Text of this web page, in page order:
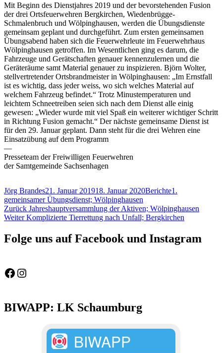
Mit Beginn des Dienstjahres 2019 und der bevorstehenden Fusion
der drei Ortsfeuerwehren Bergkirchen, Wiedenbrügge-
Schmalenbruch und Wölpinghausen, werden die Übungsdienste
gemeinsam geplant und durchgeführt. Zum ersten gemeinsamen
Übungsabend haben sich die Feuerwehrleute im Feuerwehrhaus
Wölpinghausen getroffen. Im Wesentlichen ging es darum, die
Fahrzeuge und Gerätschaften genauer kennenzulernen und die
Geräteräume samt Material genauer zu inspizieren. Björn Wolter,
stellvertretender Ortsbrandmeister in Wölpinghausen: „Im Ernstfall
ist es wichtig, dass jeder weiss, wo sich welches Material auf
welchem Fahrzeug befindet.“ Trotz Minustemperaturen und
leichtem Schneetreiben seien sich nach dem Dienst alle einig
gewesen: „Wieder wurde mit viel Spaß ein weiterer wichtiger Schritt
in Richtung Fusion gemacht.“ Der nächste gemeinsame Dienst ist
für den 29. Januar geplant. Dann steht für die drei Wehren eine
Einsatzübung auf dem Programm
—
Presseteam der Freiwilligen Feuerwehren
der Samtgemeinde Sachsenhagen
Autor
Jörg BrandesVeröffentlicht
am
21. Januar 201918. Januar 2020Kategorien
BerichteSchlagwörter
1.
gemeinsamer Übungsdienst; Wölpinghausen
Beitragsnavigation
Zurück Vorheriger
Beitrag:
Jahreshauptversammlung der Aktiven; Wölpinghausen
Weiter Nächster
Komplizierte Tierrettung nach Unfall; Bergkirchen
Folge uns auf Facebook und Instagram
Feuerwehr Gemeinde Wölpinghausen
fw_gemeinde_woelpinghausen
BIWAPP: LK Schaumburg
BIWAPP